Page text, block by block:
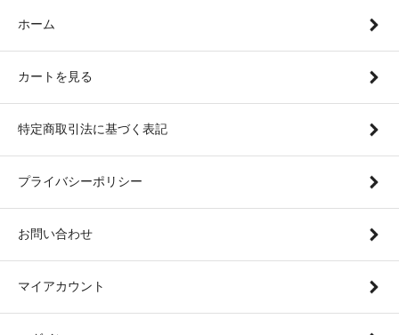
ホーム
カートを見る
特定商取引法に基づく表記
プライバシーポリシー
お問い合わせ
マイアカウント